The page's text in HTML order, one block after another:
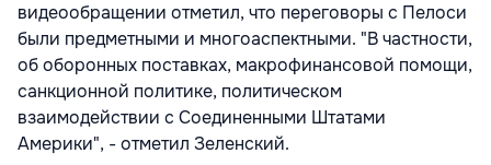
видеообращении отметил, что переговоры с Пелоси
были предметными и многоаспектными. "В частности,
об оборонных поставках, макрофинансовой помощи,
санкционной политике, политическом
взаимодействии с Соединенными Штатами
Америки", - отметил Зеленский.